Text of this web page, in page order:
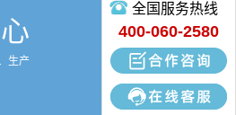
生产
全国服务热线
400-060-2580